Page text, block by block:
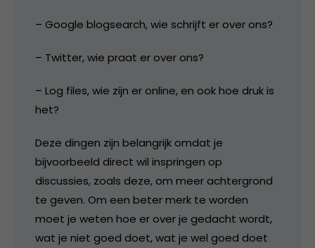
– Google blogsearch, wie schrijft er over ons?
– Twitter, wie praat er over ons?
– Log files, wie zijn er online, en ook hoe druk is
het?
Deze dingen zijn belangrijk omdat je
bijvoorbeeld direct wil inspringen op
discussies, zoals deze, om meer achtergrond
te geven. Om een beter merk te worden
moet je weten hoe er over je gedacht wordt,
wat je niet goed doet, wat je wel goed doet